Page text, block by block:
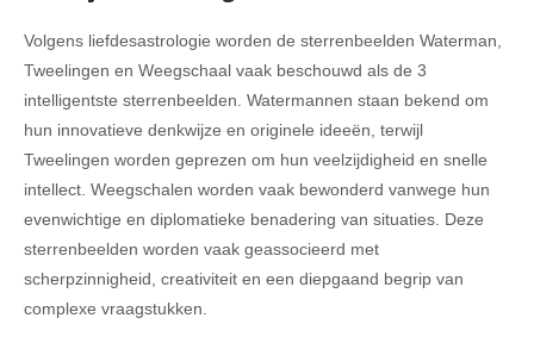
Volgens liefdesastrologie worden de sterrenbeelden Waterman,
Tweelingen en Weegschaal vaak beschouwd als de 3
intelligentste sterrenbeelden. Watermannen staan bekend om
hun innovatieve denkwijze en originele ideeën, terwijl
Tweelingen worden geprezen om hun veelzijdigheid en snelle
intellect. Weegschalen worden vaak bewonderd vanwege hun
evenwichtige en diplomatieke benadering van situaties. Deze
sterrenbeelden worden vaak geassocieerd met
scherpzinnigheid, creativiteit en een diepgaand begrip van
complexe vraagstukken.